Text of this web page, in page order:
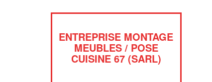
ENTREPRISE MONTAGE
MEUBLES / POSE
CUISINE 67 (SARL)